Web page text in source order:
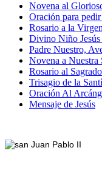
Novena al
Oración para
Rosario a la
Divino Niño
Padre Nuestro,
Novena a Nuestra
Rosario al
Trisagio de la
Oración Al
Mensaje de Jesús